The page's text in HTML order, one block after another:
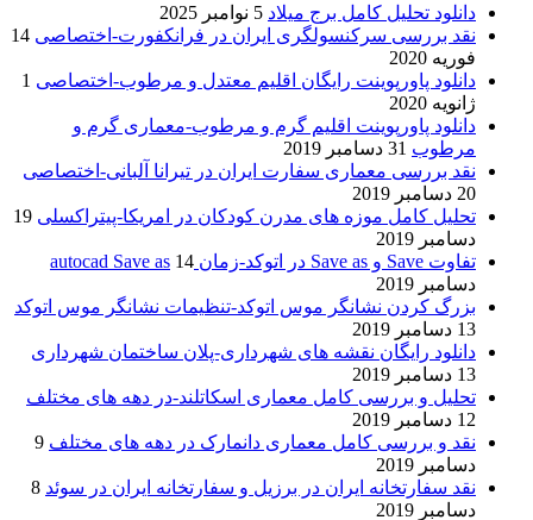
دانلود تحلیل کامل برج میلاد 5 نوامبر 2025
نقد بررسی سرکنسولگری ایران در فرانکفورت-اختصاصی 14
فوریه 2020
دانلود پاورپوینت رایگان اقلیم معتدل و مرطوب-اختصاصی 1
ژانویه 2020
دانلود پاورپوینت اقلیم گرم و مرطوب-معماری گرم و
مرطوب 31 دسامبر 2019
نقد بررسی معماری سفارت ایران در تیرانا آلبانی-اختصاصی
20 دسامبر 2019
تحلیل کامل موزه های مدرن کودکان در امریکا-پیتراکسلی 19
دسامبر 2019
تفاوت Save و Save as در اتوکد-زمان autocad Save as
14
دسامبر 2019
بزرگ کردن نشانگر موس اتوکد-تنظیمات نشانگر موس اتوکد
13 دسامبر 2019
دانلود رایگان نقشه های شهرداری-پلان ساختمان شهرداری
13 دسامبر 2019
تحلیل و بررسی کامل معماری اسکاتلند-در دهه های مختلف
12 دسامبر 2019
نقد و بررسی کامل معماری دانمارک در دهه های مختلف 9
دسامبر 2019
نقد سفارتخانه ایران در برزیل و سفارتخانه ایران در سوئد 8
دسامبر 2019